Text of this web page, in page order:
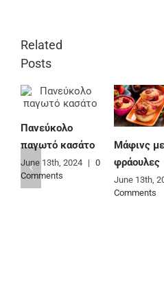
Related
Posts
Πανεύκολο
παγωτό κασάτο
June 13th, 2024 | 0
Comments
Μάφινς με
φράουλες
June 13th,
Comments